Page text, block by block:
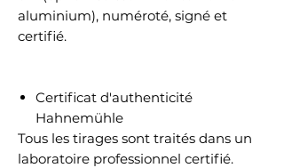
aluminium), numéroté, signé et
certifié.
Certificat d'authenticité
Hahnemühle
Tous les tirages sont traités dans un
laboratoire professionnel certifié.